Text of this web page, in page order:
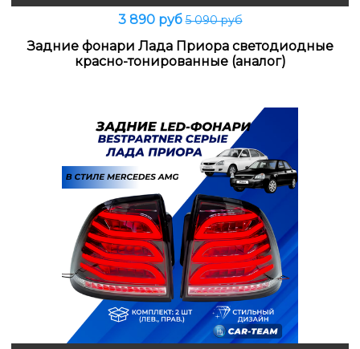
3 890 руб5 090 руб
Задние фонари Лада Приора светодиодные
красно-тонированные (аналог)